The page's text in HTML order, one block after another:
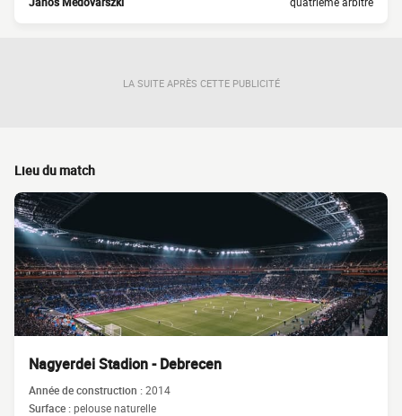
LA SUITE APRÈS CETTE PUBLICITÉ
Lieu du match
Nagyerdei Stadion - Debrecen
Année de construction :2014
Surface :pelouse naturelle